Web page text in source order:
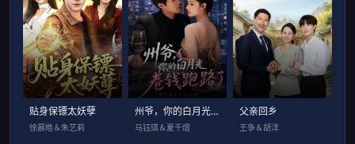
贴身保镖太妖孽
徐晨皓＆朱艺莉
州爷，你的白月光卷钱跑路了
马钰琪＆夏千熠
父亲回乡
王争＆胡洋